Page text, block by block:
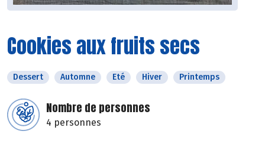
Cookies aux fruits secs
Dessert Automne Eté Hiver Printemps
Nombre de personnes
4 personnes